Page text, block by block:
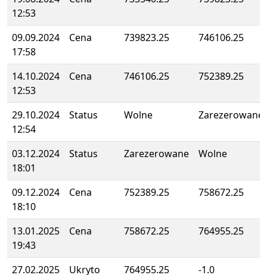
12:53
09.09.2024
17:58
Cena 739823.25 746106.25
14.10.2024
12:53
Cena 746106.25 752389.25
29.10.2024
12:54
Status Wolne Zarezerowane
03.12.2024
18:01
Status Zarezerowane Wolne
09.12.2024
18:10
Cena 752389.25 758672.25
13.01.2025
19:43
Cena 758672.25 764955.25
27.02.2025
Ukryto
764955.25 -1.0